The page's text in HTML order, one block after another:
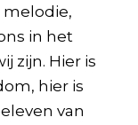
melodie,
in het
zijn. Hier is
hier is
van